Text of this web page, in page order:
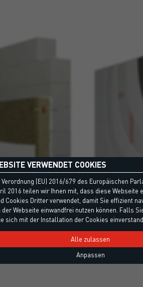
IN STEINWOLLE
VERWENDET COOKIES
Verordnung (EU) 2016/679 des Europäischen
2016 teilen wir Ihnen mit, dass diese Webseite
Cookies Dritter verwendet, damit Sie effizient
der Webseite einwandfrei nutzen können. Falls
sich mit der Installation der Cookies
Alle zulassen
Anpassen